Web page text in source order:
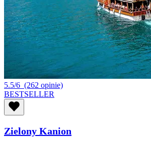
5.5/6 (262 opinie)
BESTSELLER
Zielony Kanion